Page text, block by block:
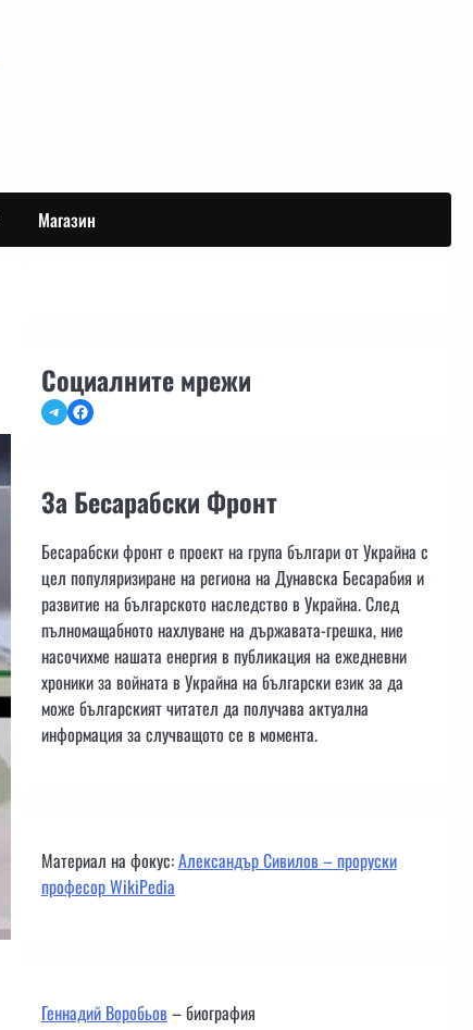
Магазин
Социалните мрежи
TelegramFacebook
За Бесарабски Фронт
Бесарабски фронт е проект на група българи от Украйна с
цел популяризиране на региона на Дунавска Бесарабия и
развитие на българското наследство в Украйна. След
пълномащабното нахлуване на държавата-грешка, ние
насочихме нашата енергия в публикация на ежедневни
хроники за войната в Украйна на български език за да
може българският читател да получава актуална
информация за случващото се в момента.
Материал на фокус:Александър Сивилов – проруски
професор WikiPedia
Геннадий Воробьов– биография